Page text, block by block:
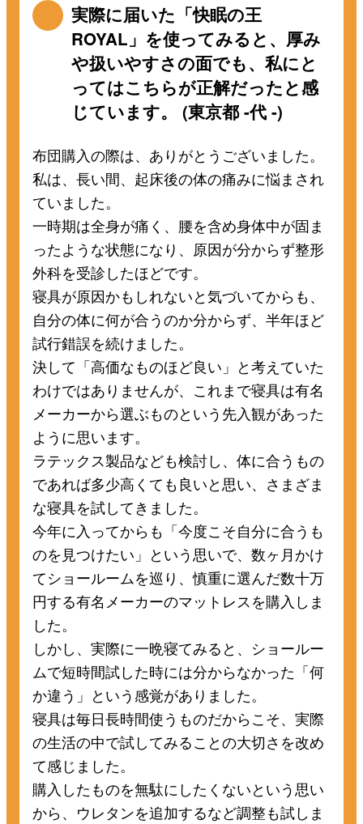
実際に届いた「快眠の王
ROYAL」を使ってみると、厚み
や扱いやすさの面でも、私にと
ってはこちらが正解だったと感
じています。 (東京都 -代 -)
布団購入の際は、ありがとうございました。
私は、長い間、起床後の体の痛みに悩まされ
ていました。
一時期は全身が痛く、腰を含め身体中が固ま
ったような状態になり、原因が分からず整形
外科を受診したほどです。
寝具が原因かもしれないと気づいてからも、
自分の体に何が合うのか分からず、半年ほど
試行錯誤を続けました。
決して「高価なものほど良い」と考えていた
わけではありませんが、これまで寝具は有名
メーカーから選ぶものという先入観があった
ように思います。
ラテックス製品なども検討し、体に合うもの
であれば多少高くても良いと思い、さまざま
な寝具を試してきました。
今年に入ってからも「今度こそ自分に合うも
のを見つけたい」という思いで、数ヶ月かけ
てショールームを巡り、慎重に選んだ数十万
円する有名メーカーのマットレスを購入しま
した。
しかし、実際に一晩寝てみると、ショールー
ムで短時間試した時には分からなかった「何
か違う」という感覚がありました。
寝具は毎日長時間使うものだからこそ、実際
の生活の中で試してみることの大切さを改め
て感じました。
購入したものを無駄にしたくないという思い
から、ウレタンを追加するなど調整も試しま